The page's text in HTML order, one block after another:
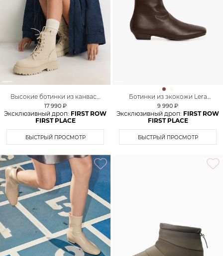
Высокие ботинки из канваса
Lera Nena
17 990 ₽
Эксклюзивный дроп: FIRST ROW
FIRST PLACE
БЫСТРЫЙ ПРОСМОТР
Ботинки из экокожи Lera
Nena Unreal
9 990 ₽
Эксклюзивный дроп: FIRST ROW
FIRST PLACE
БЫСТРЫЙ ПРОСМОТР